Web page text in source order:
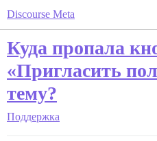
Discourse Meta
Куда пропала
«Пригласить
тему?
Поддержка